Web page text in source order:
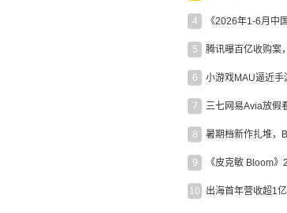
4 《2026年1-6月中
5
6 小游戏MAU逼近手
7
8
9
10